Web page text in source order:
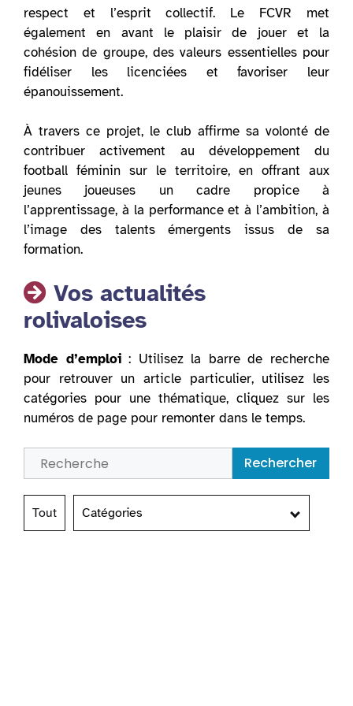
respect et l’esprit collectif. Le FCVR met
également en avant le plaisir de jouer et la
cohésion de groupe, des valeurs essentielles pour
fidéliser les licenciées et favoriser leur
épanouissement.
À travers ce projet, le club affirme sa volonté de
contribuer activement au développement du
football féminin sur le territoire, en offrant aux
jeunes joueuses un cadre propice à
l’apprentissage, à la performance et à l’ambition, à
l’image des talents émergents issus de sa
formation.
Vos actualités
rolivaloises
Mode d’emploi: Utilisez la barre de recherche
pour retrouver un article particulier, utilisez les
catégories pour une thématique, cliquez sur les
numéros de page pour remonter dans le temps.
Rechercher
Tout Catégories